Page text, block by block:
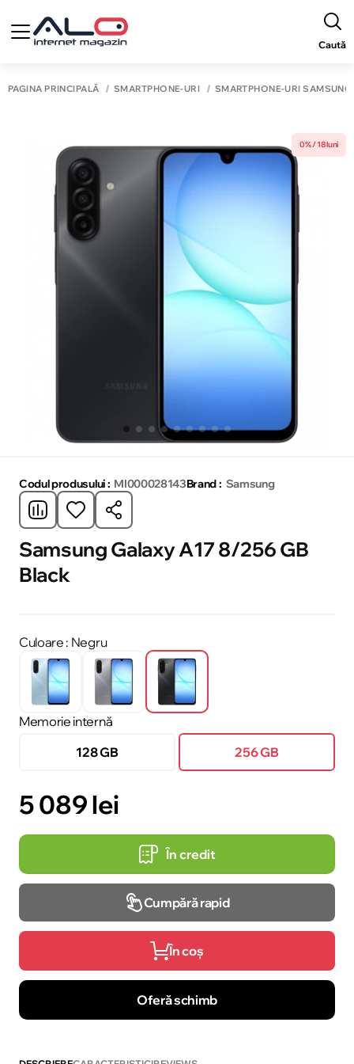
Caută
PAGINA PRINCIPALĂ SMARTPHONE-URI SMARTPHONE-URI SAMSUNG
0% / 18 luni
Codul produsului : MI000028143Brand : Samsung
Samsung Galaxy A17 8/256 GB
Black
Culoare : Negru
Memorie internă
128 GB
256 GB
5 089 lei
În credit
Cumpără rapid
În coș
Oferă schimb